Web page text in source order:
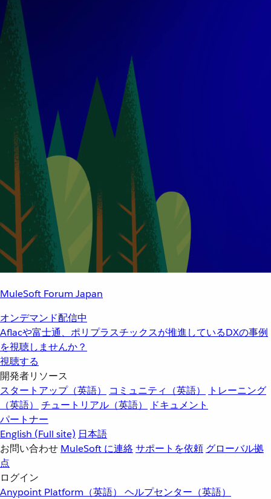
MuleSoft Forum Japan
オンデマンド配信中
Aflacや富士通、ポリプラスチックスが推進しているDXの事例
を視聴しませんか？
視聴する
開発者リソース
スタートアップ（英語）
コミュニティ（英語）
トレーニング
（英語）
チュートリアル（英語）
ドキュメント
パートナー
English (Full site) 日本語
お問い合わせ MuleSoft に連絡サポートを依頼 グローバル拠
点
ログイン
Anypoint Platform（英語） ヘルプセンター（英語）